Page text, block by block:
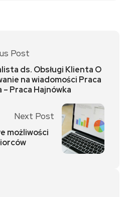
Post
ds. Obsługi Klienta O
na wiadomości Praca
– Praca Hajnówka
Next Post
możliwości